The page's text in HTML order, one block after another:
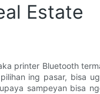
Estate
printer Bluetooth
ing pasar, bisa
sampeyan bisa